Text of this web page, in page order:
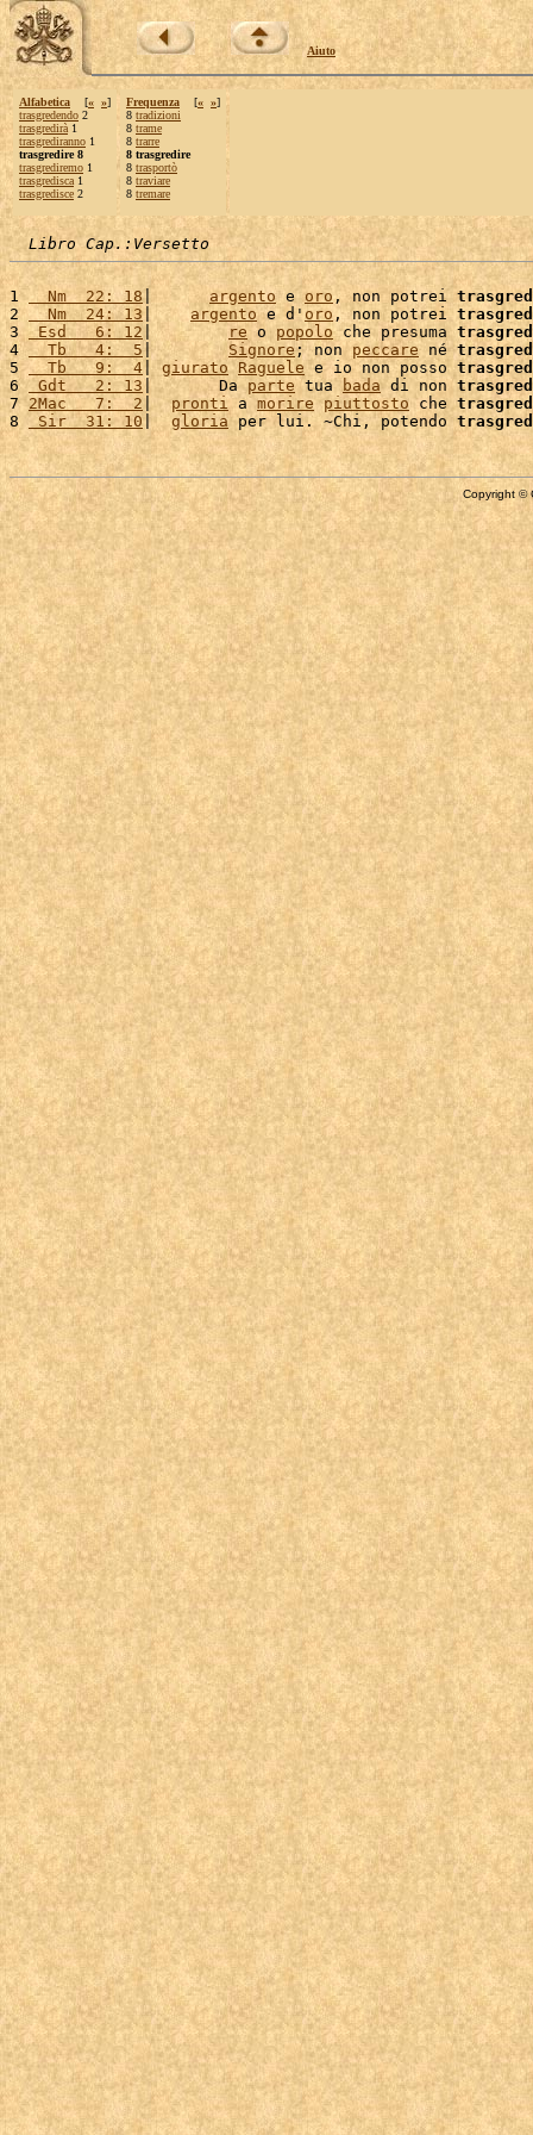
Aiuto
Alfabetica [« »]
trasgredendo 2
trasgredirà 1
trasgrediranno 1
trasgredire 8
trasgrediremo 1
trasgredisca 1
trasgredisce 2
Frequenza [« »]
8 tradizioni
8 trame
8 trarre
8 trasgredire
8 trasportò
8 traviare
8 tremare
Libro Cap.:Versetto
1
  Nm  22: 18
| argento e oro , non potrei
2
  Nm  24: 13
| argento e d' oro , non potrei
3 Esd   6: 12 | re o popolo che presuma
4
  Tb   4:  5
| Signore; non peccare né
5
  Tb   9:  4
| giurato Raguele e io non posso
6 Gdt   2: 13 |       Da parte tua bada di non
7 2Mac   7:  2 | pronti a morire piuttosto che
8 Sir  31: 10 | gloria per lui. ~Chi, potendo
Copyright ©